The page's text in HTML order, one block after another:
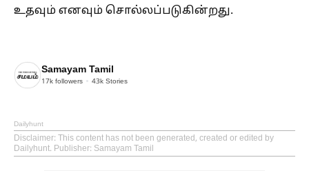
உதவும் எனவும் சொல்லப்படுகின்றது.
Samayam Tamil
17k followers 43k Stories
Dailyhunt
Disclaimer: This content has not been generated, created or edited by
Dailyhunt. Publisher: Samayam Tamil